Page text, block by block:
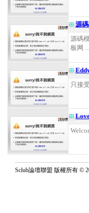
源
源碼
板网 ...
只接
Sclub論壇聯盟 版權所有 ©